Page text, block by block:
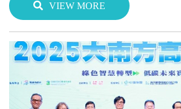
VIEW MORE